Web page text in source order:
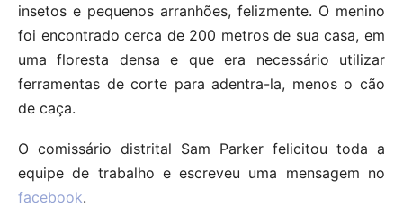
insetos e pequenos arranhões, felizmente. O menino
foi encontrado cerca de 200 metros de sua casa, em
uma floresta densa e que era necessário utilizar
ferramentas de corte para adentra-la, menos o cão
de caça.
O comissário distrital Sam Parker felicitou toda a
equipe de trabalho e escreveu uma mensagem no
facebook.